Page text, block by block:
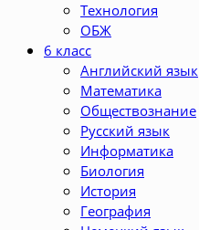
Технология
ОБЖ
6 класс
Английский язык
Математика
Обществознание
Русский язык
Информатика
Биология
История
География